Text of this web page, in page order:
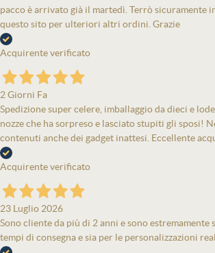
pacco è arrivato già il martedì. Terrò sicuramente
questo sito per ulteriori altri ordini. Grazie
Acquirente verificato
2 Giorni Fa
Spedizione super celere, imballaggio da dieci e
nozze che ha sorpreso e lasciato stupiti gli sposi!
contenuti anche dei gadget inattesi. Eccellente
Acquirente verificato
23 Luglio 2026
Sono cliente da più di 2 anni e sono estremamente
tempi di consegna e sia per le personalizzazioni